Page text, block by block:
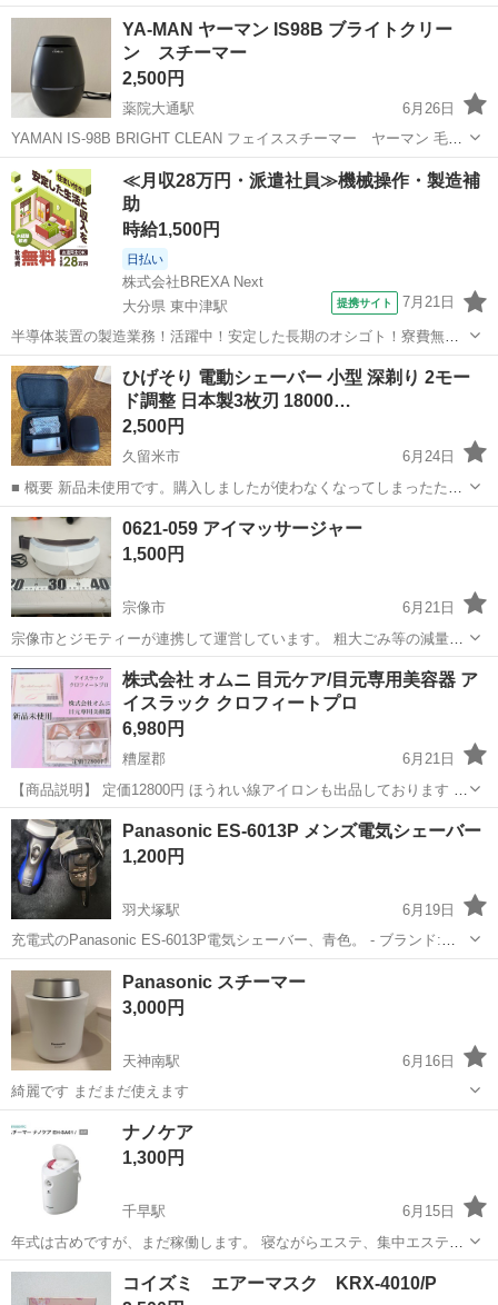
な小傷くらいはあるかもですが すぐ見てわかる傷などありません！ な
かなか使わず出品します！ ヨドバシカメラ購入の本物です！
福岡 福岡市 南福岡駅
YA-MAN ヤーマン IS98B ブライトクリー
ン スチーマー
2,500円
薬院大通駅
6月26日
YAMAN IS-98B BRIGHT CLEAN フェイススチーマー ヤーマン 毛穴
ケアに特化したエッグ型フェイススチーマー、IS-98B BRIGHT
CLEAN。 1年ほど使用して自宅保管しておりました。 - モデ...
福岡 福岡市 薬院大通駅 美容家電
≪月収28万円・派遣社員≫機械操作・製造補
助
時給1,500円
日払い
株式会社BREXA Next
大分県 東中津駅
提携サイト 7月21日
半導体装置の製造業務！活躍中！安定した長期のオシゴト！寮費無料
★赴任旅費会社負担◎20代～40代の男性活躍中★未経験活躍中！高時
給1,500円！《大分県中津市》 人気の工場のお仕事 ◇半導体装置内部
のシート製造◇ ＊クリー...
大分 中津市 東中津駅 その他
ひげそり 電動シェーバー 小型 深剃り 2モー
ド調整 日本製3枚刃 18000…
2,500円
久留米市
6月24日
■ 概要 新品未使用です。購入しましたが使わなくなってしまったため
出品します。 購入価格：￥3,899 ■ 商品のお引き渡し 福岡県久留米市
合川町での現地引渡しとなります。 ■商品説明 ※商品ページ...
福岡 久留米市
0621-059 アイマッサージャー
1,500円
宗像市
6月21日
宗像市とジモティーが連携して運営しています。 粗⼤ごみ等の減量を
⽬的に未だ使えるものをリユースしています。 【サイズ】 詳細は現地
でご確認ください 【状態】 ・使用に伴う多少のスレ、キズ、落としき
れ...
福岡 宗像市 美容家電 リユース
株式会社 オムニ 目元ケア/目元専用美容器 ア
イスラック クロフィートプロ
6,980円
糟屋郡
6月21日
【商品説明】 定価12800円 ほうれい線アイロンも出品しております ※
多少の誤差はご了承ください。 自宅保管であり中古品です。 ※神経質
の方には中古品はおすすめしません。 ■ ご不明な点、気になる点は
【必ず】コメ...
福岡 糟屋郡
Panasonic ES-6013P メンズ電気シェーバー
1,200円
羽犬塚駅
6月19日
充電式のPanasonic ES-6013P電気シェーバー、青色。 - ブランド:
Panasonic - モデル: ES-6013P - 電源: 充電式 - 色: 青 - 付属品: 充電器
カバー一部が割れてますが 使...
福岡 八女市
Panasonic スチーマー
3,000円
天神南駅
6月16日
綺麗です まだまだ使えます
ナノケア
1,300円
千早駅
6月15日
年式は古めですが、まだ稼働します。 寝ながらエステ、集中エステ
も、これひとつ。 ・｢ナノイー｣で肌のうるおいをキープし、キメの整
った肌、ツヤのある髪へ。 ・ナノサイズのスチームで、肌にうるおい
福岡 福岡市 千早駅 ナノケア
コイズミ エアーマスク KRX-4010/P